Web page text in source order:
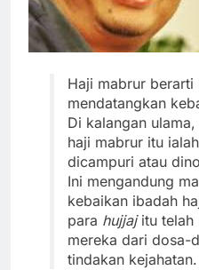
Haji mabrur
mendatangkan
Di kalangan
haji mabrur itu
dicampuri atau
Ini mengandung
kebaikan ibadah
para hujjaj itu telah
mereka dari dosa-
tindakan kejahatan.